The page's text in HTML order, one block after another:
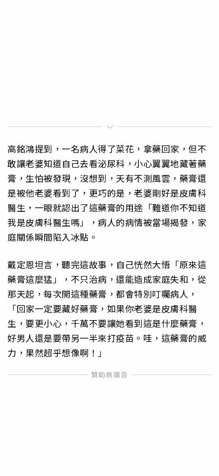
高銘鴻提到，一名病人得了菜花，拿藥回家，但不
敢讓老婆知道自己去看泌尿科，小心翼翼地藏著藥
膏，生怕被發現，沒想到，天有不測風雲，藥膏還
是被他老婆看到了，更巧的是，老婆剛好是皮膚科
醫生，一眼就認出了這藥膏的用途「難道你不知道
我是皮膚科醫生嗎」，病人的病情被當場揭發，家
庭關係瞬間陷入冰點。
戴定恩坦言，聽完這故事，自己恍然大悟「原來這
藥膏這麼猛」，不只治病，還能造成家庭失和，從
那天起，每次開這種藥膏，都會特別叮囑病人，
「回家一定要藏好藥膏，如果你老婆是皮膚科醫
生，要更小心，千萬不要讓她看到這是什麼藥膏，
好男人還是要帶另一半來打疫苗。哇，這藥膏的威
力，果然超乎想像啊！」